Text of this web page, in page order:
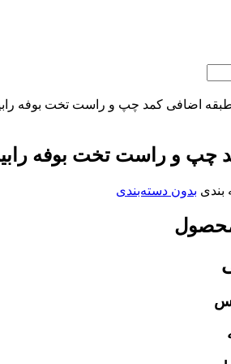
اضافی کمد چپ و راست تخت بوفه
چپ و راست تخت بوفه
بندی بدون دسته‌بندی